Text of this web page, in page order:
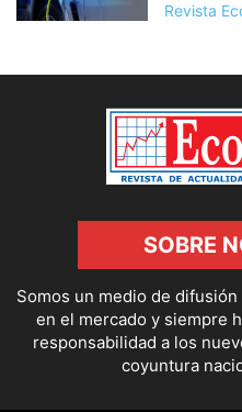
Revista
SOBRE
Somos un medio de
en el mercado y siempre
responsabilidad a los
coyuntura